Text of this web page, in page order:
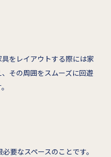
をレイアウトする際には家
その周囲をスムーズに回遊
要なスペースのことです。